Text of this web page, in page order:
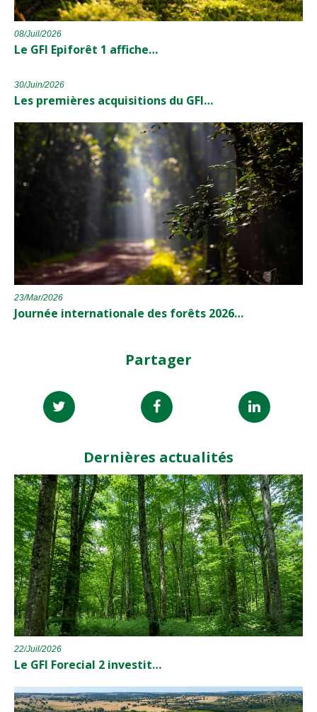
08/Juil/2026
Le GFI Epiforêt 1 affiche…
30/Juin/2026
Les premières acquisitions du GFI…
23/Mar/2026
Journée internationale des forêts 2026…
Partager
Dernières actualités
22/Juil/2026
Le GFI Forecial 2 investit…